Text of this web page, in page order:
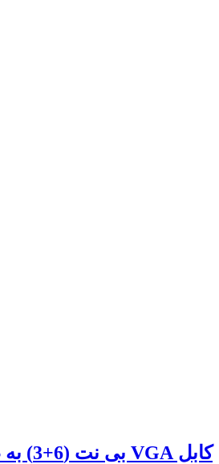
کابل VGA بی نت (6+3) به طول 10متر